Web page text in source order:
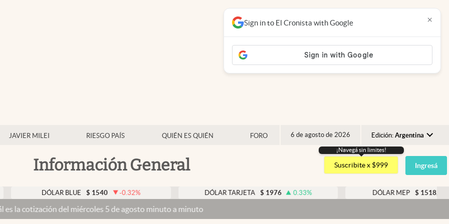
JAVIER MILEI RIESGO PAÍS QUIÉN ES QUIÉN FORO 6 de agosto de 2026 Edición: Argentina
Argentina
España
USA
Información General
¡Navegá sin limites!
Suscribite x $999 Ingresá
DÓLAR BLUE $ 1540 -0.32% DÓLAR TARJETA $ 1976 0.33% DÓLAR MEP $ 1518,45 -0.05
del miércoles 5 de agosto minuto a minuto
Sign in to El Cronista with Google ×